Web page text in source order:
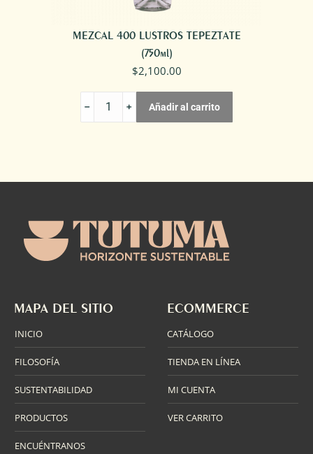
MEZCAL 400 LUSTROS TEPEZTATE
(750ml)
$2,100.00
400
LUSTROS
Añadir al carrito
MAPA DEL SITIO
INICIO
FILOSOFÍA
SUSTENTABILIDAD
PRODUCTOS
ENCUÉNTRANOS
ECOMMERCE
CATÁLOGO
TIENDA EN LÍNEA
MI CUENTA
VER CARRITO